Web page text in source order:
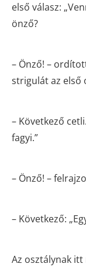
első válasz:
önző?
– Önző! –
strigulát az első
– Következő
fagyi.”
– Önző! –
– Következő:
Az osztálynak